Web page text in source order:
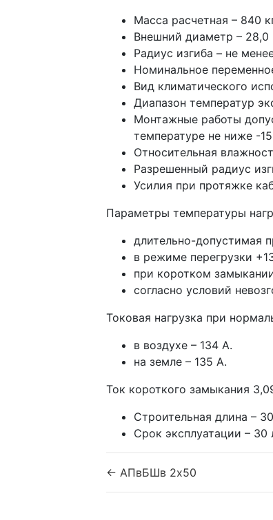
Масса расчетная – 840
Внешний диаметр –
Радиус изгиба – не
Номинальное
Вид климатического
Диапазон температур
Монтажные работы
температуре не ниже -
Относительная
Разрешенный радиус
Усилия при протяжке
Параметры температуры
длительно-допустимая
в режиме перегрузки
при коротком
согласно условий
Токовая нагрузка при
в воздухе – 134 А.
на земле – 135 А.
Ток короткого замыкания
Строительная длина –
Срок эксплуатации – 30
← АПвБШв 2x50